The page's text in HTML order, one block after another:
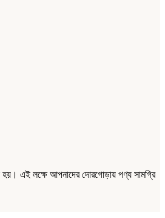
এই লক্ষে আপনাদের দোরগোড়ায় পণ্য সামগ্রি